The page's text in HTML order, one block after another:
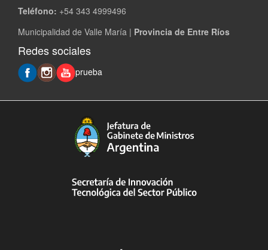
Teléfono: +54 343 4999496
Municipalidad de Valle María | Provincia de Entre Ríos
Redes sociales
prueba